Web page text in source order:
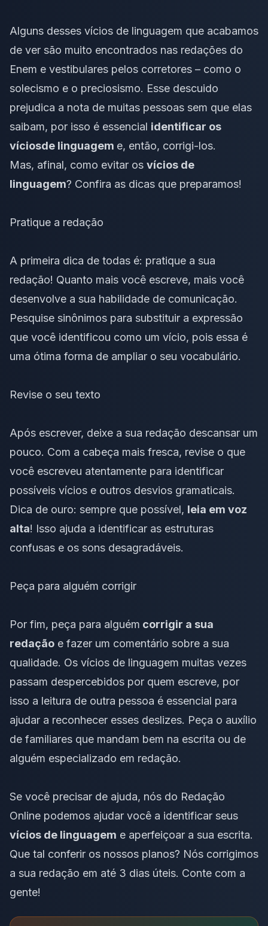
Alguns desses vícios de linguagem que acabamos
de ver são muito encontrados nas redações do
Enem e vestibulares pelos corretores – como o
solecismo e o preciosismo. Esse descuido
prejudica a nota de muitas pessoas sem que elas
saibam, por isso é essencial identificar os
víciosde linguagem e, então, corrigi-los.
Mas, afinal, como evitar os vícios de
linguagem? Confira as dicas que preparamos!
Pratique a redação
A primeira dica de todas é: pratique a sua
redação! Quanto mais você escreve, mais você
desenvolve a sua habilidade de comunicação.
Pesquise sinônimos para substituir a expressão
que você identificou como um vício, pois essa é
uma ótima forma de ampliar o seu vocabulário.
Revise o seu texto
Após escrever, deixe a sua redação descansar um
pouco. Com a cabeça mais fresca, revise o que
você escreveu atentamente para identificar
possíveis vícios e outros desvios gramaticais.
Dica de ouro: sempre que possível, leia em voz
alta! Isso ajuda a identificar as estruturas
confusas e os sons desagradáveis.
Peça para alguém corrigir
Por fim, peça para alguém corrigir a sua
redação e fazer um comentário sobre a sua
qualidade. Os vícios de linguagem muitas vezes
passam despercebidos por quem escreve, por
isso a leitura de outra pessoa é essencial para
ajudar a reconhecer esses deslizes. Peça o auxílio
de familiares que mandam bem na escrita ou de
alguém especializado em redação.
Se você precisar de ajuda, nós do Redação
Online podemos ajudar você a identificar seus
vícios de linguagem e aperfeiçoar a sua escrita.
Que tal conferir os nossos planos? Nós corrigimos
a sua redação em até 3 dias úteis. Conte com a
gente!